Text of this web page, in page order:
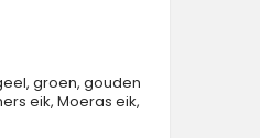
groen, gouden
eik, Moeras eik,